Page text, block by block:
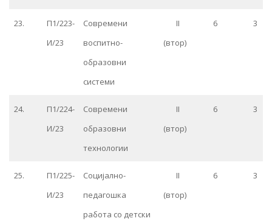
23.
П1/223-
И/23
Современи
воспитно-
образовни
системи
II
(втор)
6 3
24.
П1/224-
И/23
Современи
образовни
технологии
II
(втор)
6 3
25.
П1/225-
И/23
Социјално-
педагошка
работа со детски
II
(втор)
6 3